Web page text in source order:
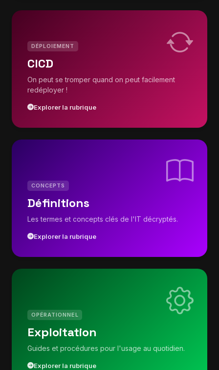
DÉPLOIEMENT
CICD
On peut se tromper quand on peut facilement
redéployer !
Explorer la rubrique
CONCEPTS
Définitions
Les termes et concepts clés de l'IT décryptés.
Explorer la rubrique
OPÉRATIONNEL
Exploitation
Guides et procédures pour l'usage au quotidien.
Explorer la rubrique